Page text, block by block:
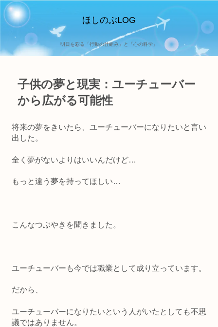
ほしのぶLOG
明日を彩る「行動の仕組み」と「心の科学」
子供の夢と現実：ユーチューバー
から広がる可能性
将来の夢をきいたら、ユーチューバーになりたいと言い
出した。
全く夢がないよりはいいんだけど…
もっと違う夢を持ってほしい…
こんなつぶやきを聞きました。
ユーチューバーも今では職業として成り立っています。
だから、
ユーチューバーになりたいという人がいたとしても不思
議ではありません。